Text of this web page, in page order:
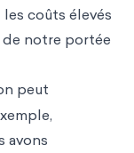
coûts élevés
de notre portée
peut
avons